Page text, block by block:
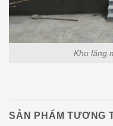
Khu lăng
SẢN PHẨM TƯƠNG